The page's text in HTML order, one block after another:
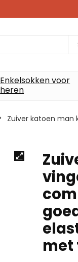
Enkelsokken voor
heren
Zuiver katoen man
met